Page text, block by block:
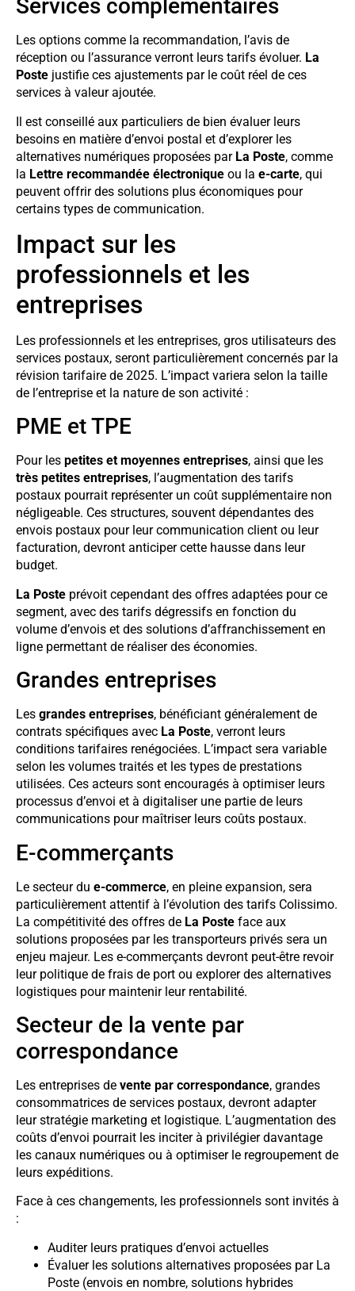
Services complémentaires
Les options comme la recommandation, l’avis de
réception ou l’assurance verront leurs tarifs évoluer. La
Poste justifie ces ajustements par le coût réel de ces
services à valeur ajoutée.
Il est conseillé aux particuliers de bien évaluer leurs
besoins en matière d’envoi postal et d’explorer les
alternatives numériques proposées par La Poste, comme
la Lettre recommandée électronique ou la e-carte, qui
peuvent offrir des solutions plus économiques pour
certains types de communication.
Impact sur les
professionnels et les
entreprises
Les professionnels et les entreprises, gros utilisateurs des
services postaux, seront particulièrement concernés par la
révision tarifaire de 2025. L’impact variera selon la taille
de l’entreprise et la nature de son activité :
PME et TPE
Pour les petites et moyennes entreprises, ainsi que les
très petites entreprises, l’augmentation des tarifs
postaux pourrait représenter un coût supplémentaire non
négligeable. Ces structures, souvent dépendantes des
envois postaux pour leur communication client ou leur
facturation, devront anticiper cette hausse dans leur
budget.
La Poste prévoit cependant des offres adaptées pour ce
segment, avec des tarifs dégressifs en fonction du
volume d’envois et des solutions d’affranchissement en
ligne permettant de réaliser des économies.
Grandes entreprises
Les grandes entreprises, bénéficiant généralement de
contrats spécifiques avec La Poste, verront leurs
conditions tarifaires renégociées. L’impact sera variable
selon les volumes traités et les types de prestations
utilisées. Ces acteurs sont encouragés à optimiser leurs
processus d’envoi et à digitaliser une partie de leurs
communications pour maîtriser leurs coûts postaux.
E-commerçants
Le secteur du e-commerce, en pleine expansion, sera
particulièrement attentif à l’évolution des tarifs Colissimo.
La compétitivité des offres de La Poste face aux
solutions proposées par les transporteurs privés sera un
enjeu majeur. Les e-commerçants devront peut-être revoir
leur politique de frais de port ou explorer des alternatives
logistiques pour maintenir leur rentabilité.
Secteur de la vente par
correspondance
Les entreprises de vente par correspondance, grandes
consommatrices de services postaux, devront adapter
leur stratégie marketing et logistique. L’augmentation des
coûts d’envoi pourrait les inciter à privilégier davantage
les canaux numériques ou à optimiser le regroupement de
leurs expéditions.
Face à ces changements, les professionnels sont invités à
:
Auditer leurs pratiques d’envoi actuelles
Évaluer les solutions alternatives proposées par La
Poste (envois en nombre, solutions hybrides